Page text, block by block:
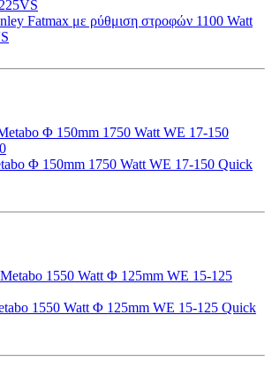
Fatmax με ρύθμιση στροφών 1100 Watt
Φ 150mm 1750 Watt WE 17-150 Quick
1550 Watt Φ 125mm WE 15-125 Quick